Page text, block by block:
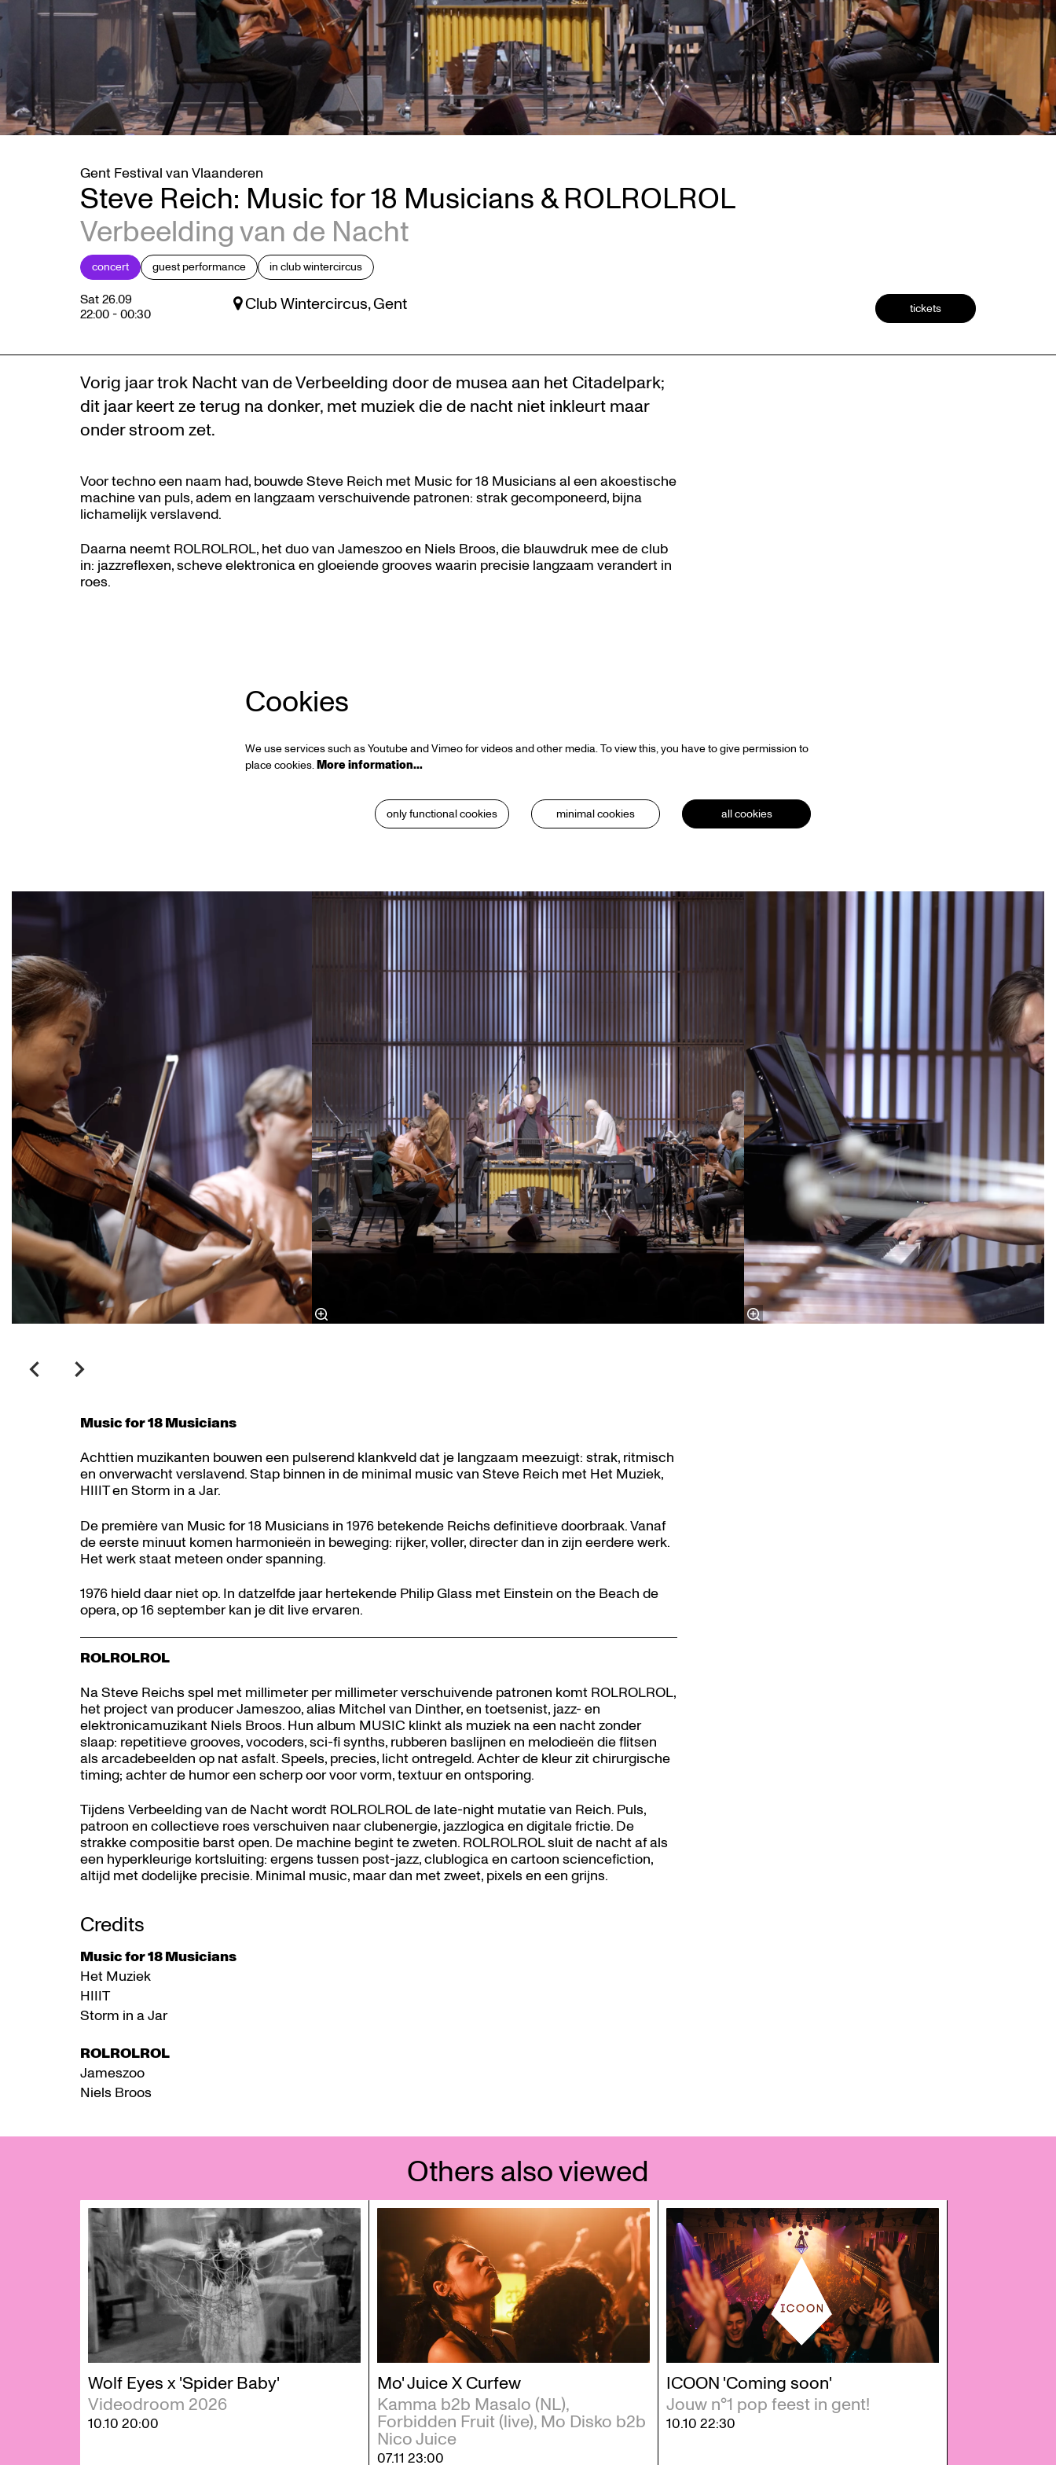
Steve Reich: Music for 18 Musicians & ROLROLROL
Verbeelding van de Nacht
Gent Festival van Vlaanderen
concert guest performance in club wintercircus
Sat 26.09
22:00 -00:30 Club Wintercircus, Gent tickets
Vorig jaar trok Nacht van de Verbeelding door de musea aan het Citadelpark;
dit jaar keert ze terug na donker, met muziek die de nacht niet inkleurt maar
onder stroom zet.
Voor techno een naam had, bouwde Steve Reich met Music for 18 Musicians al een akoestische
machine van puls, adem en langzaam verschuivende patronen: strak gecomponeerd, bijna
lichamelijk verslavend.
Daarna neemt ROLROLROL, het duo van Jameszoo en Niels Broos, die blauwdruk mee de club
in: jazzreflexen, scheve elektronica en gloeiende grooves waarin precisie langzaam verandert in
roes.
Cookies
We use services such as Youtube and Vimeo for videos and other media. To view this, you have to give permission to
place cookies.More information…
only functional cookies minimal cookies all cookies
Music for 18 Musicians
Achttien muzikanten bouwen een pulserend klankveld dat je langzaam meezuigt: strak, ritmisch
en onverwacht verslavend. Stap binnen in de minimal music van Steve Reich met Het Muziek,
HIIIT en Storm in a Jar.
De première van Music for 18 Musicians in 1976 betekende Reichs definitieve doorbraak. Vanaf
de eerste minuut komen harmonieën in beweging: rijker, voller, directer dan in zijn eerdere werk.
Het werk staat meteen onder spanning.
1976 hield daar niet op. In datzelfde jaar hertekende Philip Glass met Einstein on the Beach de
opera, op 16 september kan je dit live ervaren.
ROLROLROL
Na Steve Reichs spel met millimeter per millimeter verschuivende patronen komt ROLROLROL,
het project van producer Jameszoo, alias Mitchel van Dinther, en toetsenist, jazz- en
elektronicamuzikant Niels Broos. Hun album MUSIC klinkt als muziek na een nacht zonder
slaap: repetitieve grooves, vocoders, sci-fi synths, rubberen baslijnen en melodieën die flitsen
als arcadebeelden op nat asfalt. Speels, precies, licht ontregeld. Achter de kleur zit chirurgische
timing; achter de humor een scherp oor voor vorm, textuur en ontsporing.
Tijdens Verbeelding van de Nacht wordt ROLROLROL de late-night mutatie van Reich. Puls,
patroon en collectieve roes verschuiven naar clubenergie, jazzlogica en digitale frictie. De
strakke compositie barst open. De machine begint te zweten. ROLROLROL sluit de nacht af als
een hyperkleurige kortsluiting: ergens tussen post-jazz, clublogica en cartoon sciencefiction,
altijd met dodelijke precisie. Minimal music, maar dan met zweet, pixels en een grijns.
Credits
Music for 18 Musicians
Het Muziek
HIIIT
Storm in a Jar
ROLROLROL
Jameszoo
Niels Broos
Others also viewed
Skip
Wolf Eyes x 'Spider Baby'
Videodroom 2026
10.10 20:00
Mo' Juice X Curfew
Kamma b2b Masalo (NL),
Forbidden Fruit (live), Mo Disko b2b
Nico Juice
07.11 23:00
ICOON 'Coming soon'
Jouw n°1 pop feest in gent!
10.10 22:30